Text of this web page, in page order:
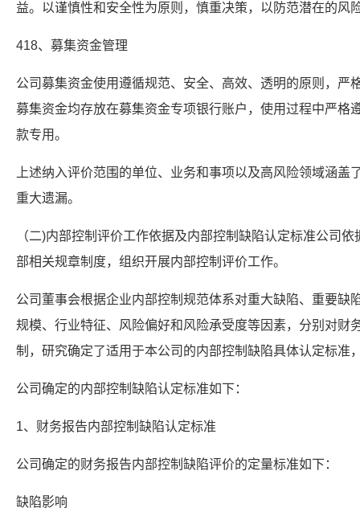
益。以谨慎性和安全性为原则，慎重决策，以防范潜在的风
418、募集资金管理
公司募集资金使用遵循规范、安全、高效、透明的原则，严
募集资金均存放在募集资金专项银行账户，使用过程中严格
款专用。
上述纳入评价范围的单位、业务和事项以及高风险领域涵盖
重大遗漏。
（二)内部控制评价工作依据及内部控制缺陷认定标准公司
部相关规章制度，组织开展内部控制评价工作。
公司董事会根据企业内部控制规范体系对重大缺陷、重要缺
规模、行业特征、风险偏好和风险承受度等因素，分别对财
制，研究确定了适用于本公司的内部控制缺陷具体认定标准
公司确定的内部控制缺陷认定标准如下：
1、财务报告内部控制缺陷认定标准
公司确定的财务报告内部控制缺陷评价的定量标准如下：
缺陷影响